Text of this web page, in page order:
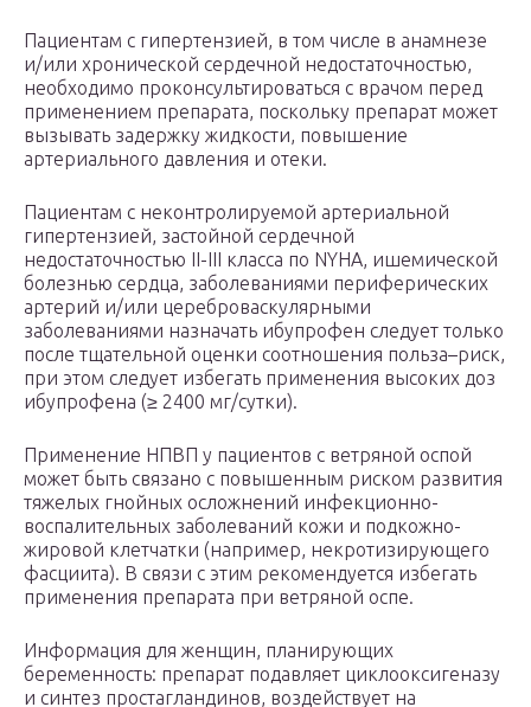
Пациентам с гипертензией, в том числе в анамнезе
и/или хронической сердечной недостаточностью,
необходимо проконсультироваться с врачом перед
применением препарата, поскольку препарат может
вызывать задержку жидкости, повышение
артериального давления и отеки.
Пациентам с неконтролируемой артериальной
гипертензией, застойной сердечной
недостаточностью II-III класса по NYHA, ишемической
болезнью сердца, заболеваниями периферических
артерий и/или цереброваскулярными
заболеваниями назначать ибупрофен следует только
после тщательной оценки соотношения польза–риск,
при этом следует избегать применения высоких доз
ибупрофена (≥ 2400 мг/сутки).
Применение НПВП у пациентов с ветряной оспой
может быть связано с повышенным риском развития
тяжелых гнойных осложнений инфекционно-
воспалительных заболеваний кожи и подкожно-
жировой клетчатки (например, некротизирующего
фасциита). В связи с этим рекомендуется избегать
применения препарата при ветряной оспе.
Информация для женщин, планирующих
беременность: препарат подавляет циклооксигеназу
и синтез простагландинов, воздействует на